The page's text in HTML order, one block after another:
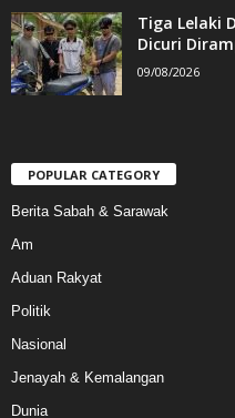
Tiga Lelaki
Dicuri
09/08/2026
POPULAR CATEGORY
Berita Sabah & Sarawak
Am
Aduan Rakyat
Politik
Nasional
Jenayah & Kemalangan
Dunia